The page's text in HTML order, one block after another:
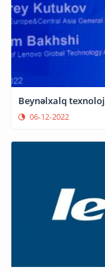
Beynəlxalq
06-12-2022